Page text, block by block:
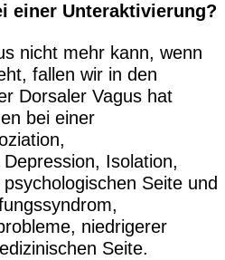
einer Unteraktivierung?
nicht mehr kann, wenn
fallen wir in den
Dorsaler Vagus hat
bei einer
Isolation,
Seite und
niedrigerer
Seite.